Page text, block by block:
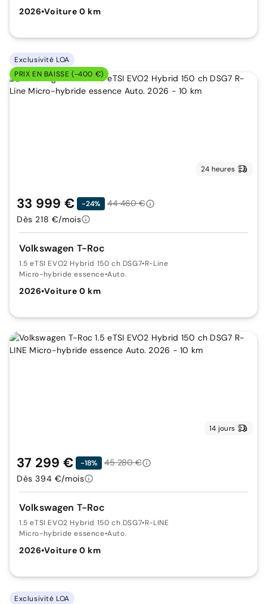
2026•Voiture 0 km
Exclusivité LOA
PRIX EN BAISSE (-400 €)
24 heures
Volkswagen T-Roc
1.5 eTSI EVO2 Hybrid 150 ch DSG7•R-Line
Micro-hybride essence•Auto.
2026•Voiture 0 km
33 999 € -24%
44 460 €
Dès 218 €/mois
14 jours
Volkswagen T-Roc
1.5 eTSI EVO2 Hybrid 150 ch DSG7•R-LINE
Micro-hybride essence•Auto.
2026•Voiture 0 km
37 299 € -18%
45 280 €
Dès 394 €/mois
Exclusivité LOA